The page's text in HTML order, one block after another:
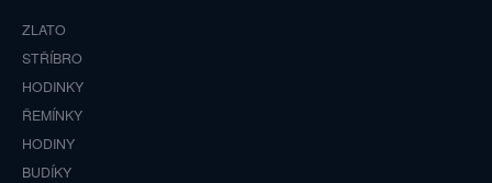
ZLATO
STŘÍBRO
HODINKY
ŘEMÍNKY
HODINY
BUDÍKY